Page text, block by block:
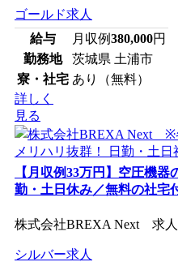
ゴールド求人
給与
月収例380,000円
勤務地
茨城県 土浦市
寮・社宅 あり（無料）
詳しく
見る
【月収例33万円】空圧機
勤・土日休み／無料の社宅
株式会社BREXA Next 求人
シルバー求人